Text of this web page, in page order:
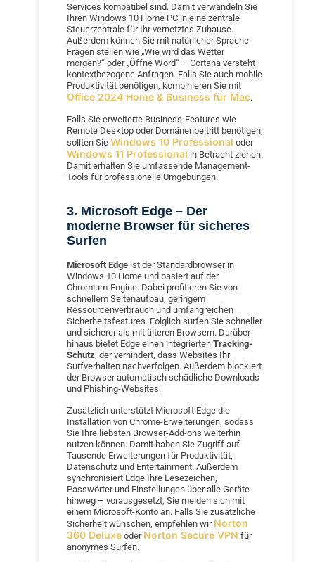
Services kompatibel sind. Damit verwandeln Sie
Ihren Windows 10 Home PC in eine zentrale
Steuerzentrale für Ihr vernetztes Zuhause.
Außerdem können Sie mit natürlicher Sprache
Fragen stellen wie „Wie wird das Wetter
morgen?“ oder „Öffne Word“ – Cortana versteht
kontextbezogene Anfragen. Falls Sie auch mobile
Produktivität benötigen, kombinieren Sie mit
Office 2024 Home & Business für Mac.
Falls Sie erweiterte Business-Features wie
Remote Desktop oder Domänenbeitritt benötigen,
sollten Sie Windows 10 Professional oder
Windows 11 Professional in Betracht ziehen.
Damit erhalten Sie umfassende Management-
Tools für professionelle Umgebungen.
3. Microsoft Edge – Der
moderne Browser für sicheres
Surfen
Microsoft Edge ist der Standardbrowser in
Windows 10 Home und basiert auf der
Chromium-Engine. Dabei profitieren Sie von
schnellem Seitenaufbau, geringem
Ressourcenverbrauch und umfangreichen
Sicherheitsfeatures. Folglich surfen Sie schneller
und sicherer als mit älteren Browsern. Darüber
hinaus bietet Edge einen integrierten Tracking-
Schutz , der verhindert, dass Websites Ihr
Surfverhalten nachverfolgen. Außerdem blockiert
der Browser automatisch schädliche Downloads
und Phishing-Websites.
Zusätzlich unterstützt Microsoft Edge die
Installation von Chrome-Erweiterungen, sodass
Sie Ihre liebsten Browser-Add-ons weiterhin
nutzen können. Damit haben Sie Zugriff auf
Tausende Erweiterungen für Produktivität,
Datenschutz und Entertainment. Außerdem
synchronisiert Edge Ihre Lesezeichen,
Passwörter und Einstellungen über alle Geräte
hinweg – vorausgesetzt, Sie melden sich mit
einem Microsoft-Konto an. Falls Sie zusätzliche
Sicherheit wünschen, empfehlen wir Norton
360 Deluxe oder Norton Secure VPN für
anonymes Surfen.